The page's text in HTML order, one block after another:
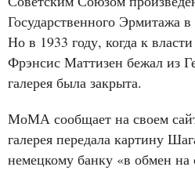
Государственного Эрмитажа
Но в 1933 году, когда к
Фрэнсис Маттизен бежал из
галерея была закрыта.
МоМА сообщает на своем
галерея передала картину
немецкому банку «в обмен на